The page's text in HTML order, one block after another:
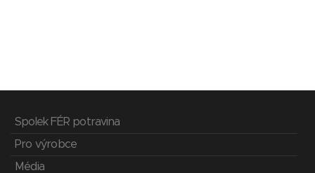
Spolek FÉR potravina
Pro výrobce
Média